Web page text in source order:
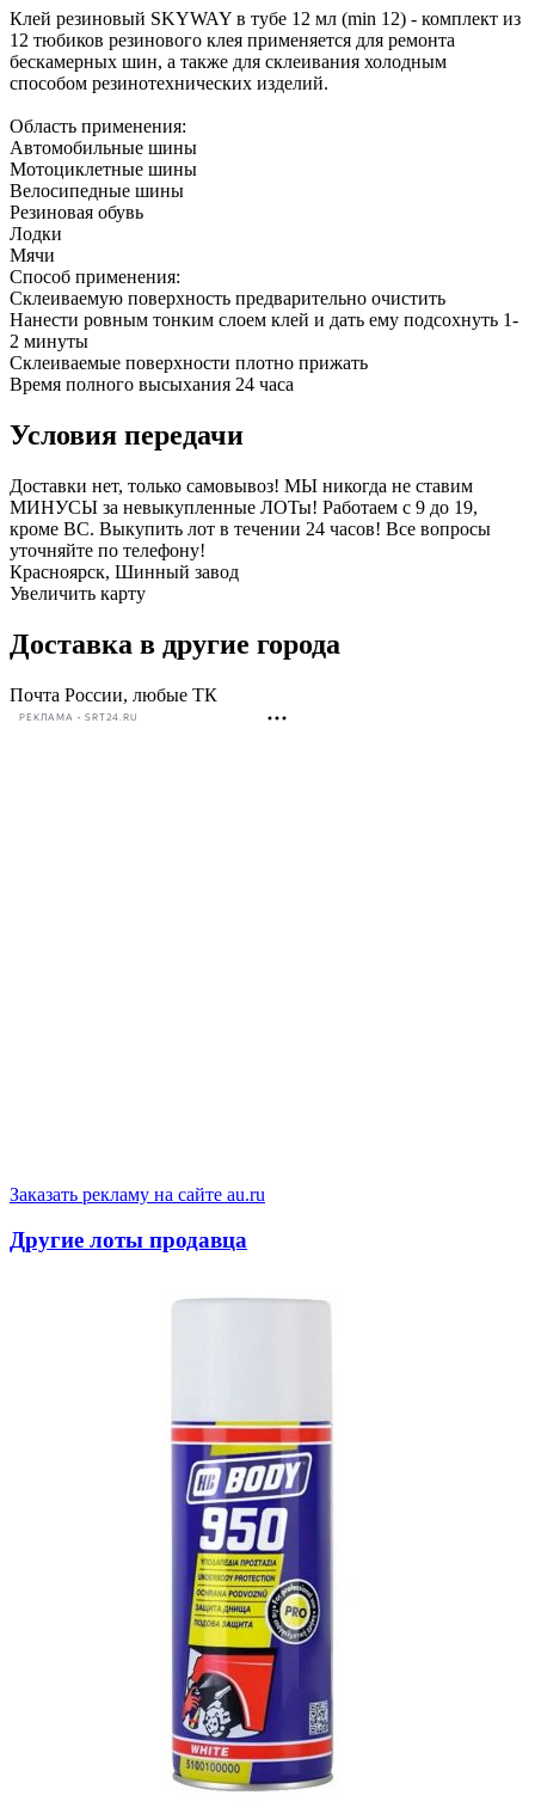
Клей резиновый SKYWAY в тубе 12 мл (min 12) - комплект из
12 тюбиков резинового клея применяется для ремонта
бескамерных шин, а также для склеивания холодным
способом резинотехнических изделий.
Область применения:
Автомобильные шины
Мотоциклетные шины
Велосипедные шины
Резиновая обувь
Лодки
Мячи
Способ применения:
Склеиваемую поверхность предварительно очистить
Нанести ровным тонким слоем клей и дать ему подсохнуть 1-
2 минуты
Склеиваемые поверхности плотно прижать
Время полного высыхания 24 часа
Условия передачи
Доставки нет, только самовывоз! МЫ никогда не ставим
МИНУСЫ за невыкупленные ЛОТы! Работаем с 9 до 19,
кроме ВС. Выкупить лот в течении 24 часов! Все вопросы
уточняйте по телефону!
Красноярск, Шинный завод
Увеличить карту
Доставка в другие города
Почта России, любые ТК
РЕКЛАМА • SRT24.RU
Заказать рекламу на сайте au.ru
Другие лоты продавца